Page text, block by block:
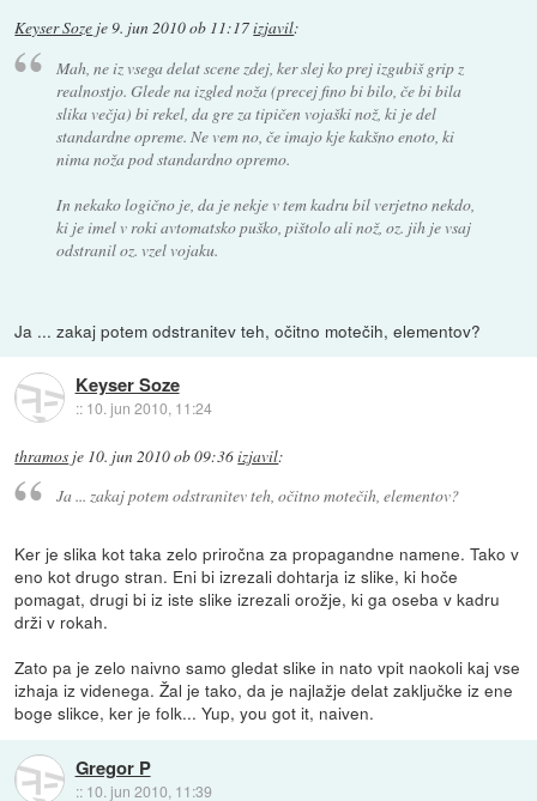
Keyser Soze je9. jun 2010 ob 11:17izjavil:
Mah, ne iz vsega delat scene zdej, ker slej ko prej izgubiš grip z
realnostjo. Glede na izgled noža (precej fino bi bilo, če bi bila
slika večja) bi rekel, da gre za tipičen vojaški nož, ki je del
standardne opreme. Ne vem no, če imajo kje kakšno enoto, ki
nima noža pod standardno opremo.
In nekako logično je, da je nekje v tem kadru bil verjetno nekdo,
ki je imel v roki avtomatsko puško, pištolo ali nož, oz. jih je vsaj
odstranil oz. vzel vojaku.
Ja ... zakaj potem odstranitev teh, očitno motečih, elementov?
Keyser Soze
:: 10. jun 2010, 11:24
thramos je 10. jun 2010 ob 09:36izjavil:
Ja ... zakaj potem odstranitev teh, očitno motečih, elementov?
Ker je slika kot taka zelo priročna za propagandne namene. Tako v
eno kot drugo stran. Eni bi izrezali dohtarja iz slike, ki hoče
pomagat, drugi bi iz iste slike izrezali orožje, ki ga oseba v kadru
drži v rokah.
Zato pa je zelo naivno samo gledat slike in nato vpit naokoli kaj vse
izhaja iz videnega. Žal je tako, da je najlažje delat zaključke iz ene
boge slikce, ker je folk... Yup, you got it, naiven.
Gregor P
:: 10. jun 2010, 11:39